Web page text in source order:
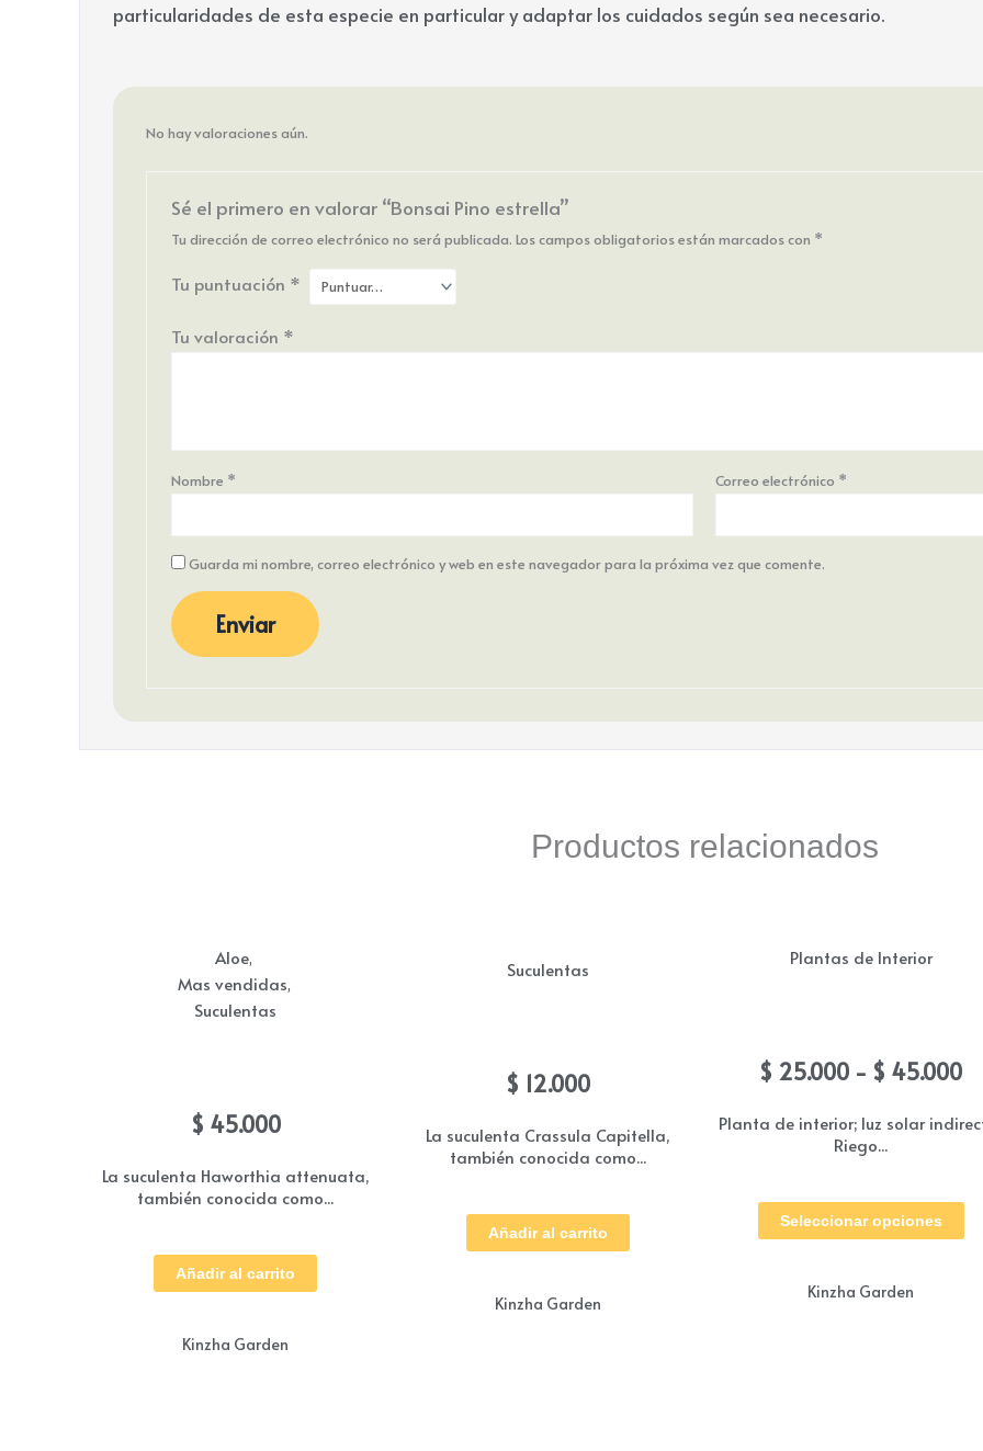
particularidades de esta especie en particular y adaptar los cuidados según sea necesario.
No hay valoraciones aún.
Sé el primero en valorar “Bonsai Pino estrella”
Tu dirección de correo electrónico no será publicada. Los campos obligatorios están marcados con *
Tu puntuación *
Tu valoración *
Nombre * Correo electrónico *
Guarda mi nombre, correo electrónico y web en este navegador para la próxima vez que comente.
Productos relacionados
Aloe,
Mas vendidas,
Suculentas
$ 45.000
La suculenta Haworthia attenuata,
también conocida como...
Añadir al carrito
Kinzha Garden
Suculentas
$ 12.000
La suculenta Crassula Capitella,
también conocida como...
Añadir al carrito
Kinzha Garden
Plantas de Interior
$ 25.000 - $ 45.000
$
Planta de interior; luz solar
Riego...
Seleccionar opciones
Kinzha Garden